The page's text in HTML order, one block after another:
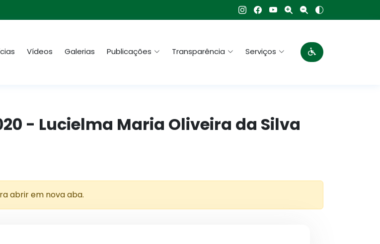
Vídeos Galerias Publicações Transparência Serviços
- Lucielma Maria Oliveira da Silva
abrir em nova aba.